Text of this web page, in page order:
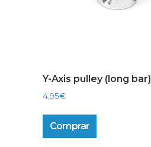
Y-Axis pulley (long bar)
4,95€
Comprar